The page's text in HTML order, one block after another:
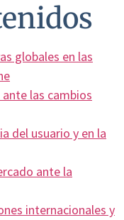
globales en las
las cambios
del usuario y en la
ante la
internacionales y